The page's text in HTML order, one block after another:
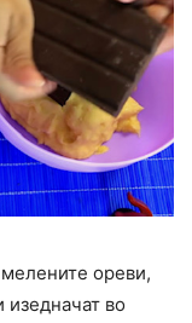
ореви,
изедначат во